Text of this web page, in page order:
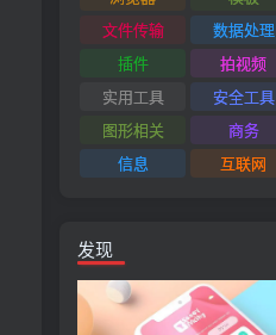
文件传输
数据处理
插件
拍视频
实用工具
安全工具
图形相关
商务
信息
互联网
发现